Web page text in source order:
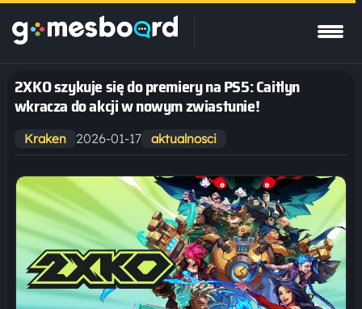
2XKO szykuje się do premiery na PS5: Caitlyn
wkracza do akcji w nowym zwiastunie!
Kraken 2026-01-17 aktualnosci